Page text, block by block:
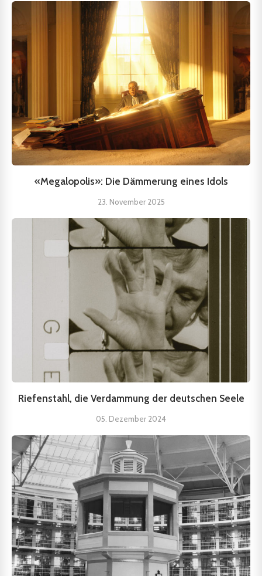
«Megalopolis»: Die Dämmerung eines Idols
23. November 2025
Riefenstahl, die Verdammung der deutschen Seele
05. Dezember 2024